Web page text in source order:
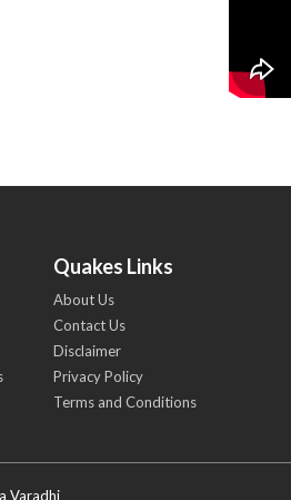
Quakes Links
About Us
Contact Us
Disclaimer
Privacy Policy
Terms and Conditions
Varadhi